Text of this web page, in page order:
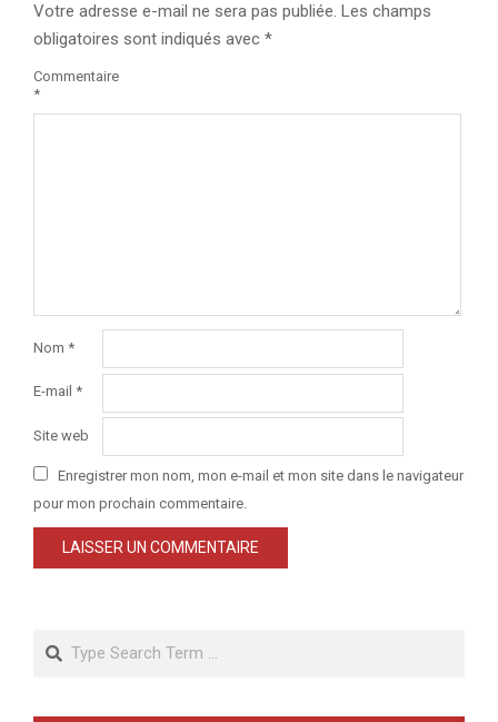
Votre adresse e-mail ne sera pas publiée. Les champs
obligatoires sont indiqués avec *
Commentaire
*
Nom *
E-mail *
Site web
Enregistrer mon nom, mon e-mail et mon site dans le navigateur
pour mon prochain commentaire.
Search